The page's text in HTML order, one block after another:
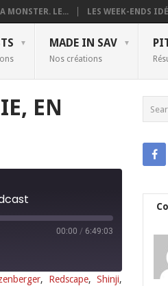
MONSTER. LE... LES WEEK-ENDS
MADE IN SAV
Nos créations
EN
00:00 / 6:49:03
, Redscape,Shinji,